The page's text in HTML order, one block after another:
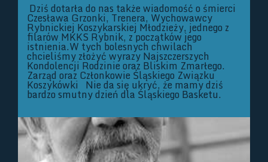
Dziś dotarła do nas także wiadomość o śmierci
Czesława Grzonki, Trenera, Wychowawcy
Rybnickiej Koszykarskiej Młodzieży, jednego z
filarów MKKS Rybnik, z początków jego
istnienia.W tych bolesnych chwilach
chcieliśmy złożyć wyrazy Najszczerszych
Kondolencji Rodzinie oraz Bliskim Zmarłego.
Zarząd oraz Członkowie Śląskiego Związku
Koszykówki Nie da się ukryć, że mamy dziś
bardzo smutny dzień dla Śląskiego Basketu.